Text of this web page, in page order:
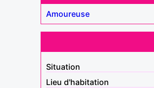
Amoureuse
Situation
Lieu d'habitation